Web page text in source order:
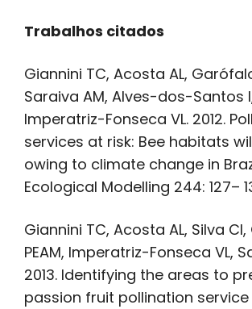
Trabalhos citados
Giannini TC, Acosta AL,
Saraiva AM, Alves-dos-Santos
Imperatriz-Fonseca VL. 2012.
services at risk: Bee habitats
owing to climate change in
Ecological Modelling 244: 127–
Giannini TC, Acosta AL, Silva CI,
PEAM, Imperatriz-Fonseca VL,
2013. Identifying the areas to
passion fruit pollination service